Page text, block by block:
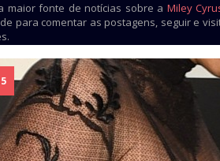
maior fonte de notícias sobre a Miley
para comentar as postagens, seguir e